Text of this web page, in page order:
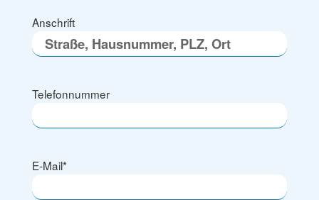
Anschrift
Telefonnummer
E-Mail*